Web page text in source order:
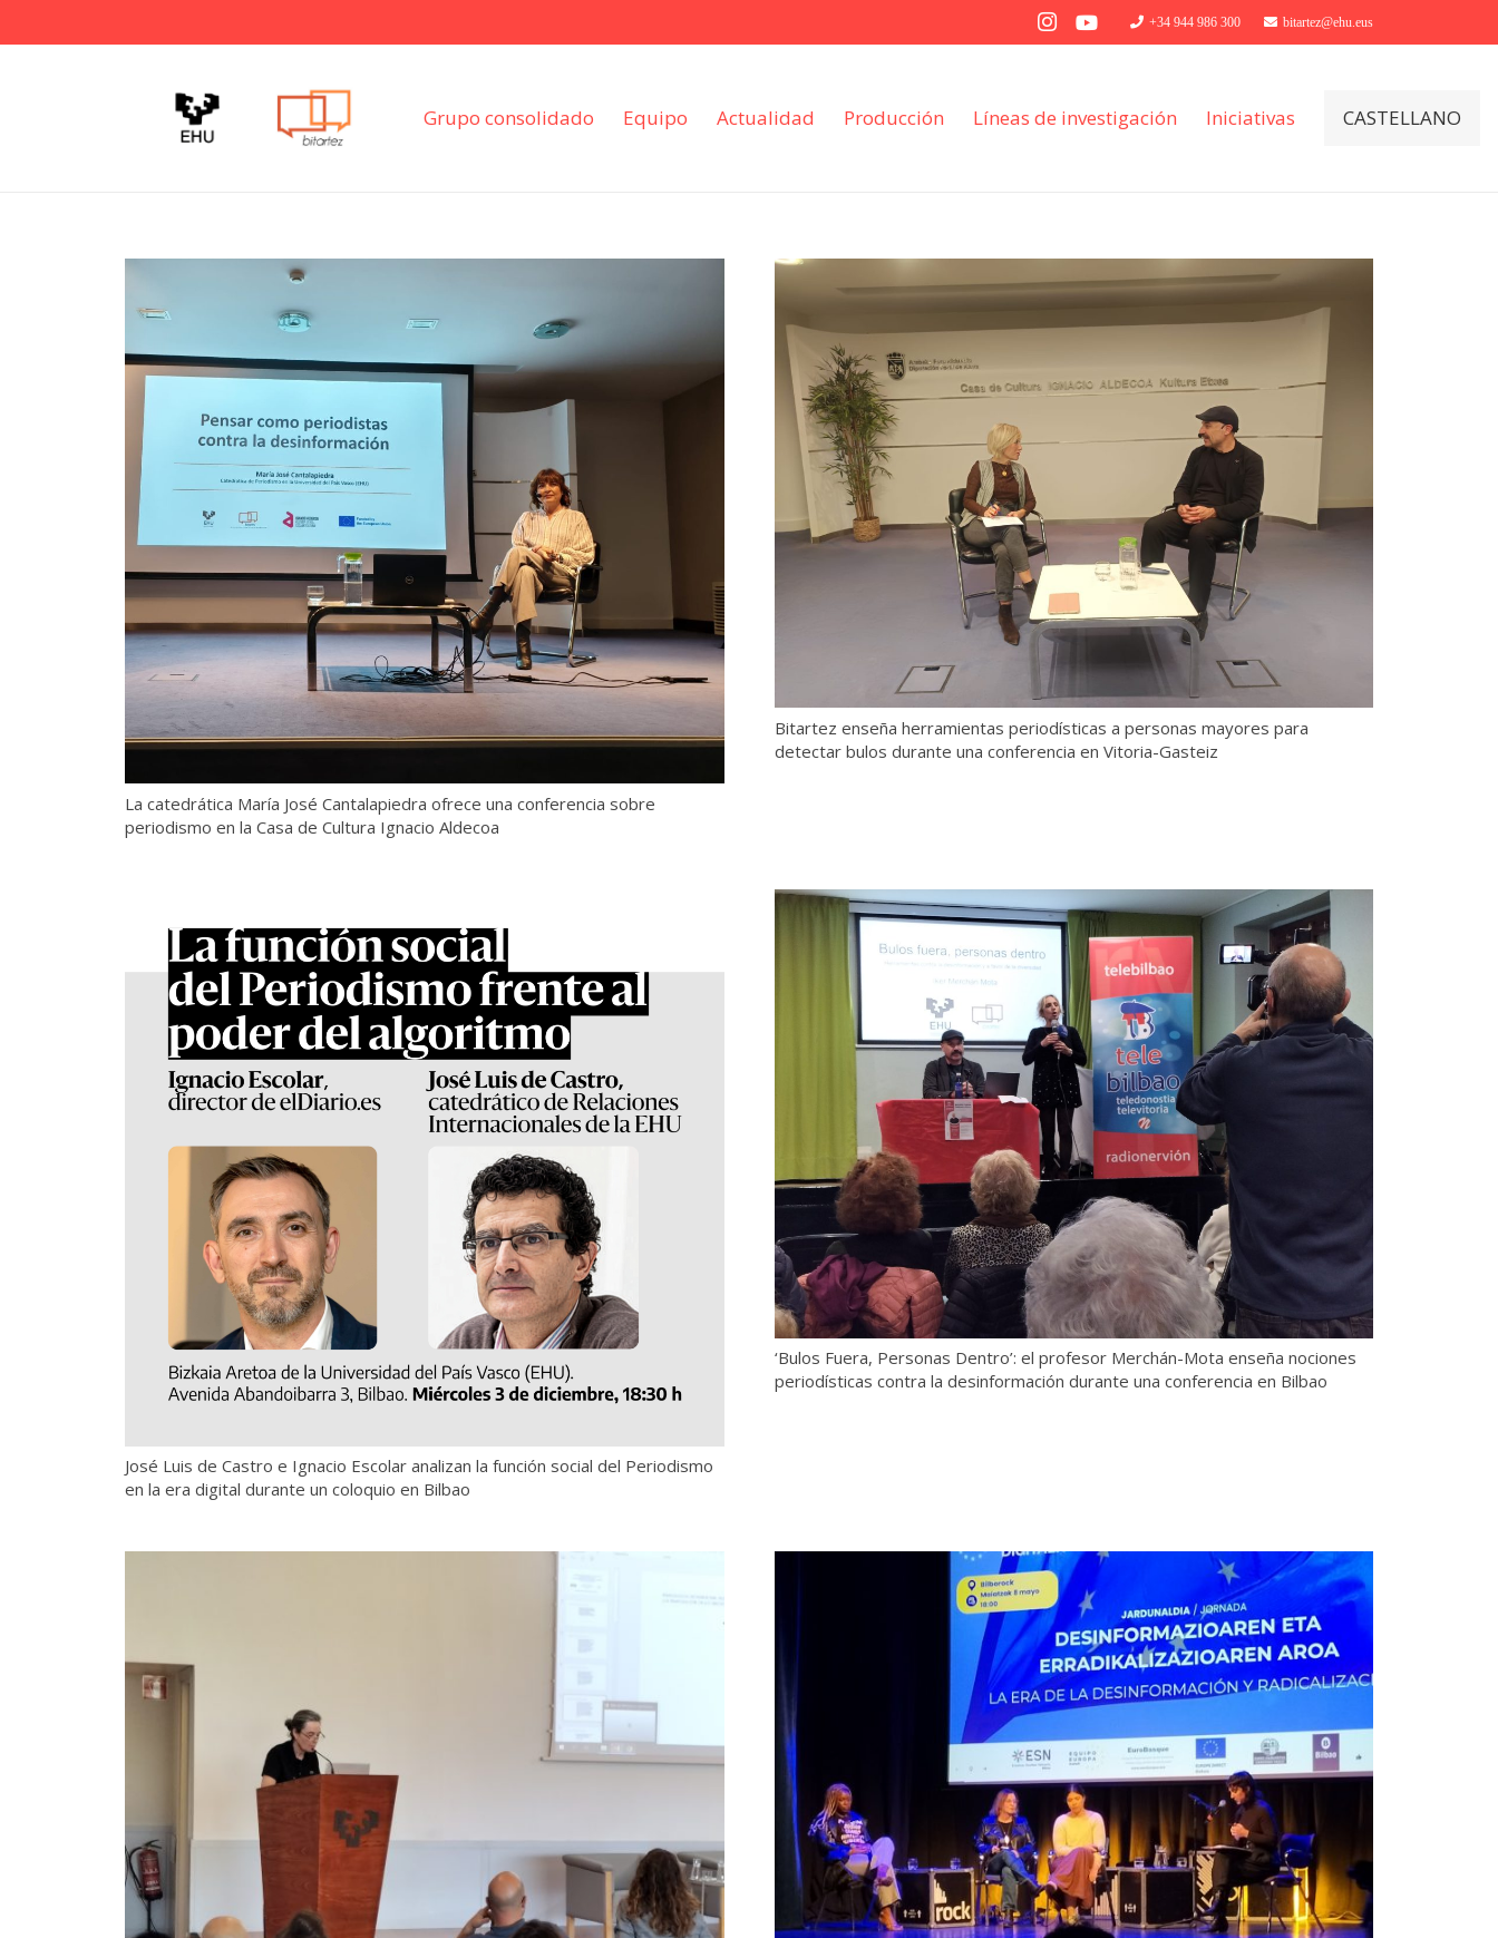
+34 944 986 300 bitartez@ehu.eus
Grupo consolidado Equipo Actualidad Producción Líneas de investigación Iniciativas CASTELLANO
La catedrática María José Cantalapiedra ofrece una conferencia sobre
periodismo en la Casa de Cultura Ignacio Aldecoa
Bitartez enseña herramientas periodísticas a personas mayores para
detectar bulos durante una conferencia en Vitoria-Gasteiz
José Luis de Castro e Ignacio Escolar analizan la función social del Periodismo
en la era digital durante un coloquio en Bilbao
‘Bulos Fuera, Personas Dentro’: el profesor Merchán-Mota enseña nociones
periodísticas contra la desinformación durante una conferencia en Bilbao